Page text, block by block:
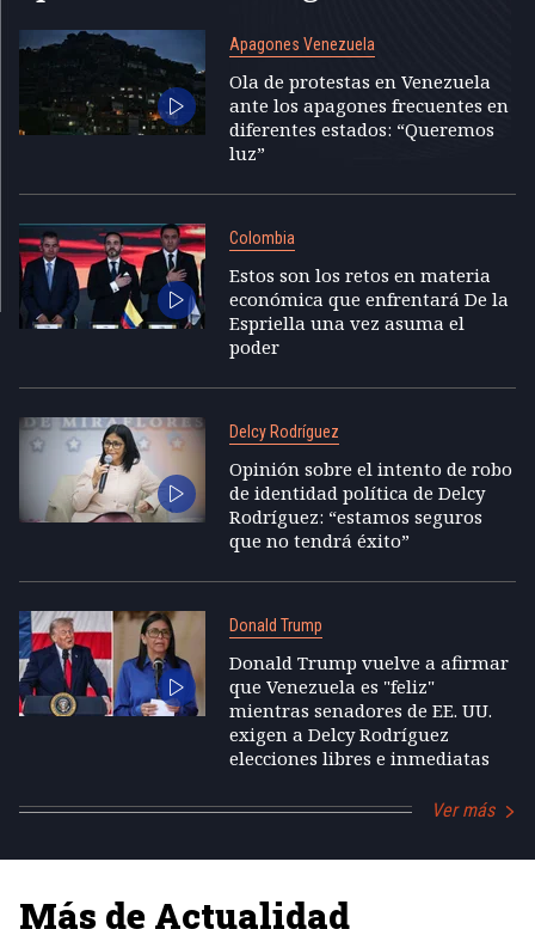
Apagones Venezuela
Ola de protestas en Venezuela
ante los apagones frecuentes en
diferentes estados: “Queremos
luz”
Colombia
Estos son los retos en materia
económica que enfrentará De la
Espriella una vez asuma el
poder
Delcy Rodríguez
Opinión sobre el intento de robo
de identidad política de Delcy
Rodríguez: “estamos seguros
que no tendrá éxito”
Donald Trump
Donald Trump vuelve a afirmar
que Venezuela es "feliz"
mientras senadores de EE. UU.
exigen a Delcy Rodríguez
elecciones libres e inmediatas
Ver más
Más de Actualidad